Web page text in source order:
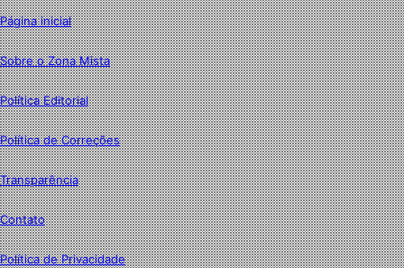
Página inicial
Sobre o Zona Mista
Política Editorial
Política de Correções
Transparência
Contato
Política de Privacidade